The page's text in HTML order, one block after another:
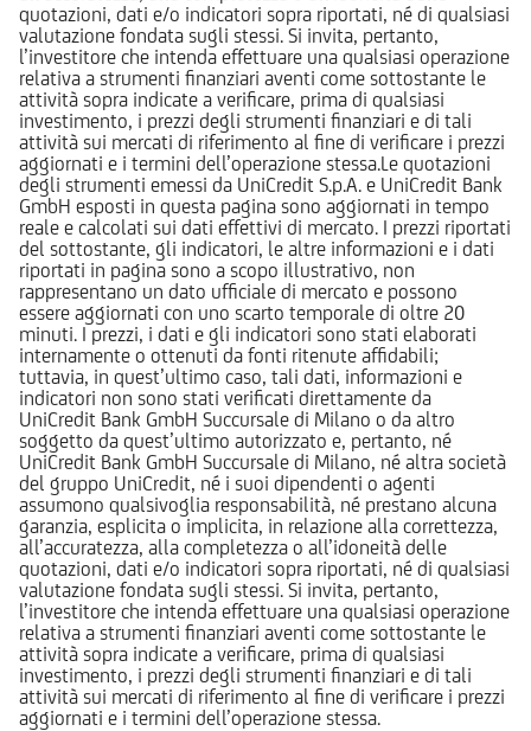
quotazioni, dati e/o indicatori sopra riportati, né di qualsiasi
valutazione fondata sugli stessi. Si invita, pertanto,
l’investitore che intenda effettuare una qualsiasi operazione
relativa a strumenti finanziari aventi come sottostante le
attività sopra indicate a verificare, prima di qualsiasi
investimento, i prezzi degli strumenti finanziari e di tali
attività sui mercati di riferimento al fine di verificare i prezzi
aggiornati e i termini dell’operazione stessa.Le quotazioni
degli strumenti emessi da UniCredit S.p.A. e UniCredit Bank
GmbH esposti in questa pagina sono aggiornati in tempo
reale e calcolati sui dati effettivi di mercato. I prezzi riportati
del sottostante, gli indicatori, le altre informazioni e i dati
riportati in pagina sono a scopo illustrativo, non
rappresentano un dato ufficiale di mercato e possono
essere aggiornati con uno scarto temporale di oltre 20
minuti. I prezzi, i dati e gli indicatori sono stati elaborati
internamente o ottenuti da fonti ritenute affidabili;
tuttavia, in quest’ultimo caso, tali dati, informazioni e
indicatori non sono stati verificati direttamente da
UniCredit Bank GmbH Succursale di Milano o da altro
soggetto da quest’ultimo autorizzato e, pertanto, né
UniCredit Bank GmbH Succursale di Milano, né altra società
del gruppo UniCredit, né i suoi dipendenti o agenti
assumono qualsivoglia responsabilità, né prestano alcuna
garanzia, esplicita o implicita, in relazione alla correttezza,
all’accuratezza, alla completezza o all’idoneità delle
quotazioni, dati e/o indicatori sopra riportati, né di qualsiasi
valutazione fondata sugli stessi. Si invita, pertanto,
l’investitore che intenda effettuare una qualsiasi operazione
relativa a strumenti finanziari aventi come sottostante le
attività sopra indicate a verificare, prima di qualsiasi
investimento, i prezzi degli strumenti finanziari e di tali
attività sui mercati di riferimento al fine di verificare i prezzi
aggiornati e i termini dell’operazione stessa.